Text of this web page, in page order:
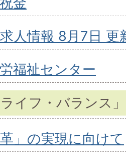
人情報 8月7日 更
福祉センター
ライフ・バランス
革」の実現に向けて